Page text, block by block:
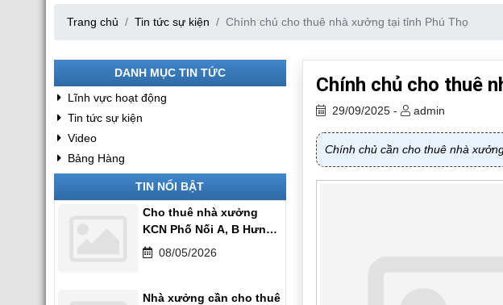
Trang chủ Tin tức sự kiện Chính chủ cho thuê nhà xưởng tại tỉnh Phú Thọ
Chính chủ cho thuê
29/09/2025 - admin
Chính chủ cần cho thuê nhà
DANH MỤC TIN TỨC
Lĩnh vực hoạt động
Tin tức sự kiện
Video
Bảng Hàng
TIN NỔI BẬT
Cho thuê nhà xưởng
KCN Phố Nối A, B Hưng
Yên08/05/2026
Nhà xưởng cần cho thuê